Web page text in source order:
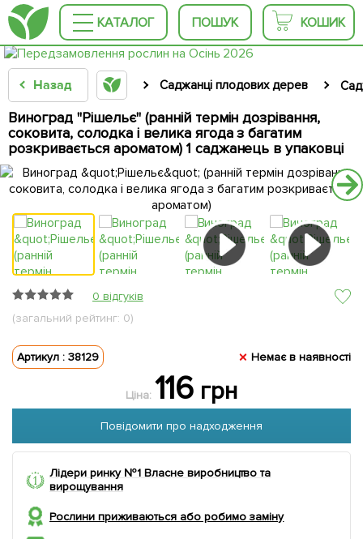
КАТАЛОГ ПОШУК КОШИК
Назад Саджанці плодових дерев
Виноград "Рішельє" (ранній термін дозрівання,
соковита, солодка і велика ягода з багатим
розкривається ароматом) 1 саджанець в упаковці
0 відгуків
(загальний рейтинг: 0)
Артикул : 38129 Немає в наявності
Ціна: 116 грн
Повідомити про надходження
Лідери ринку №1 Власне виробництво та
вирощування
Рослини приживаються або робимо заміну